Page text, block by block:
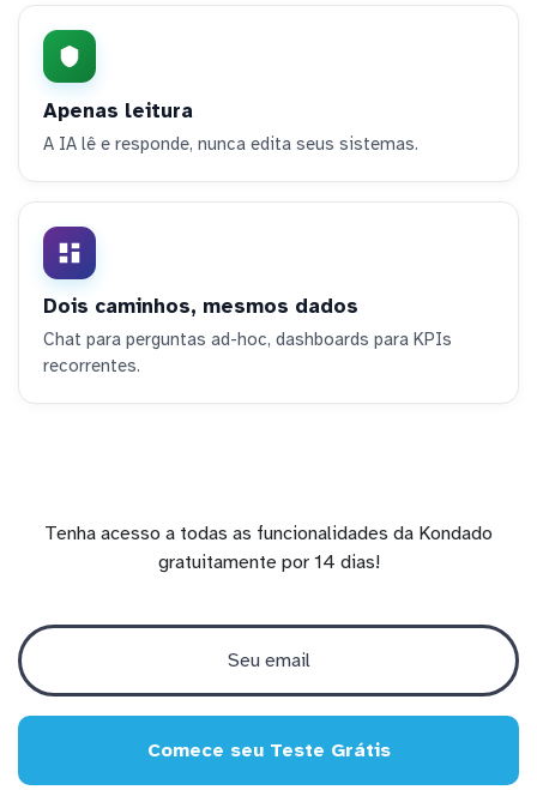
Apenas leitura
A IA lê e responde, nunca edita seus sistemas.
Dois caminhos, mesmos dados
Chat para perguntas ad-hoc, dashboards para KPIs
recorrentes.
Tenha acesso a todas as funcionalidades da Kondado
gratuitamente por 14 dias!
Comece seu Teste Grátis